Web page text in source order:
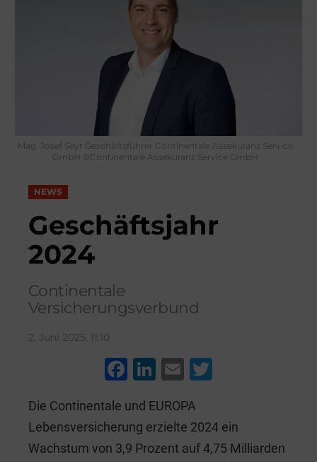
Mag. Josef Seyr Geschäftsführer Continentale Assekuranz Service
GmbH ©Continentale Assekuranz Service GmbH
NEWS
Geschäftsjahr
2024
Continentale
Versicherungsverbund
2. Juni 2025, 11:10
F
c
e
Li
k
e
E
ai
l
tt
er
Die Continentale und EUROPA
Lebensversicherung erzielte 2024 ein
Wachstum von 3,9 Prozent auf 4,75 Milliarden